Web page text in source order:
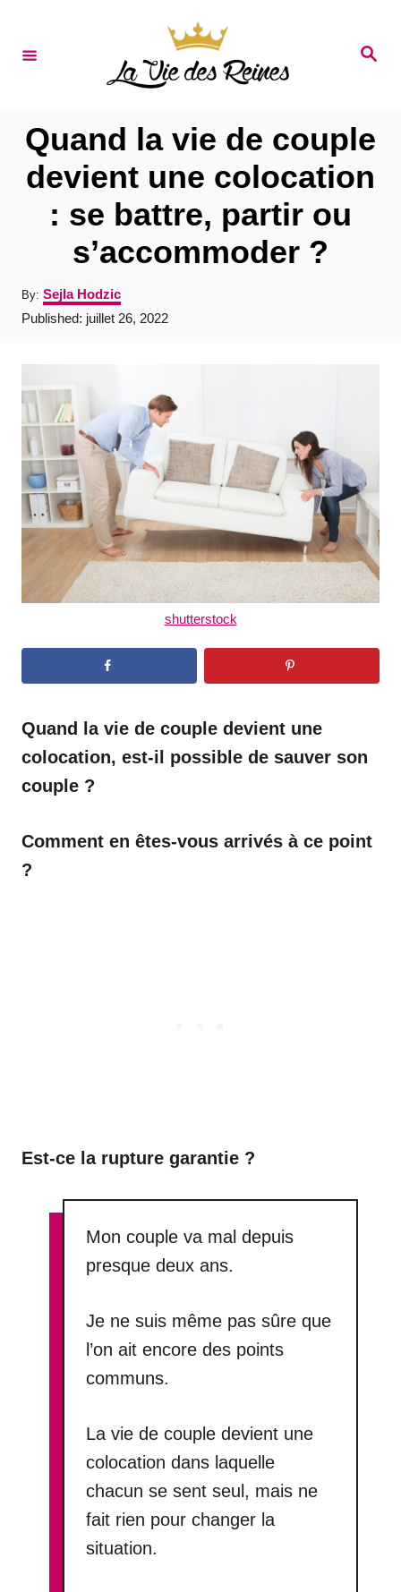
S
Quand la vie de couple
devient une colocation
: se battre, partir ou
s’accommoder ?
By: A
u
t
Sejla Hodzic
P
e
d
o
Published: juillet 26, 2022
shutterstock
Quand la vie de couple devient une
colocation, est-il possible de sauver son
couple ?
Comment en êtes-vous arrivés à ce point
?
Est-ce la rupture garantie ?
Mon couple va mal depuis
presque deux ans.
Je ne suis même pas sûre que
l’on ait encore des points
communs.
La vie de couple devient une
colocation dans laquelle
chacun se sent seul, mais ne
fait rien pour changer la
situation.